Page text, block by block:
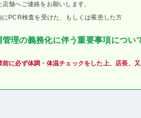
舗へご連絡をお願いします。
PCR検査を受けた、もしくは罹患した方
管理の義務化に伴う重要事項につい
前に必ず体調・体温チェックをした上、店長、